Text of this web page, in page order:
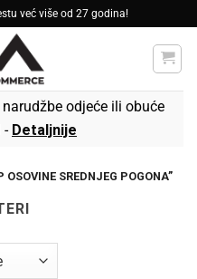
već više od 27 godina!
odjeće ili obuće
- Detaljnije
SREDNJEG POGONA”